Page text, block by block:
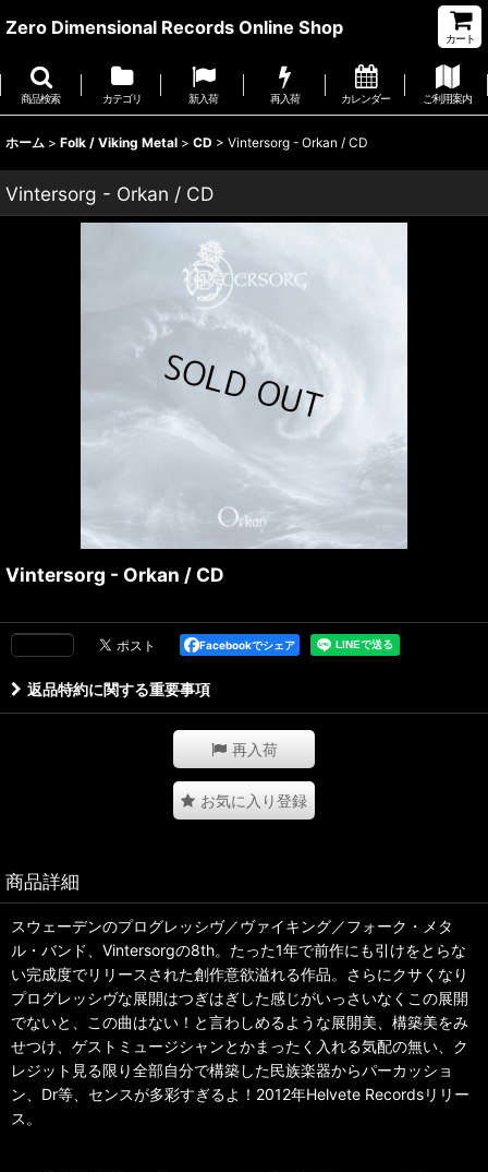
Zero Dimensional Records Online Shop
カート
商品検索 カテゴリ 新入荷 再入荷 カレンダー ご利用案内
ホーム > Folk / Viking Metal > CD > Vintersorg - Orkan / CD
Vintersorg - Orkan / CD
Vintersorg - Orkan / CD
Facebookでシェア
返品特約に関する重要事項
再入荷
お気に入り登録
商品詳細
スウェーデンのプログレッシヴ／ヴァイキング／フォーク・メタ
ル・バンド、Vintersorgの8th。たった1年で前作にも引けをとらな
い完成度でリリースされた創作意欲溢れる作品。さらにクサくなり
プログレッシヴな展開はつぎはぎした感じがいっさいなくこの展開
でないと、この曲はない！と言わしめるような展開美、構築美をみ
せつけ、ゲストミュージシャンとかまったく入れる気配の無い、ク
レジット見る限り全部自分で構築した民族楽器からパーカッショ
ン、Dr等、センスが多彩すぎるよ！2012年Helvete Recordsリリー
ス。